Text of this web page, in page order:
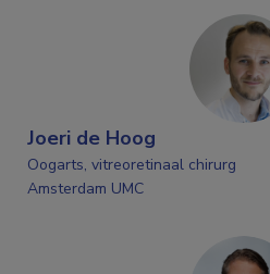
Joeri de Hoog
Oogarts, vitreoretinaal chirurg
Amsterdam UMC